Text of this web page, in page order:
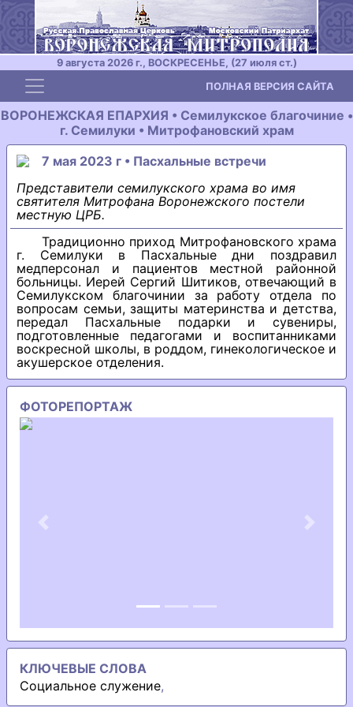
9 августа 2026 г., ВОСКРЕСЕНЬЕ, (27 июля ст.)
Toggle navigation ПОЛНАЯ ВЕРСИЯ САЙТА
ВОРОНЕЖСКАЯ ЕПАРХИЯ • Семилукское благочиние •
г. Семилуки • Митрофановский храм
7 мая 2023 г • Пасхальные встречи
Представители семилукского храма во имя
святителя Митрофана Воронежского постели
местную ЦРБ.
Традиционно приход Митрофановского храма
г. Семилуки в Пасхальные дни поздравил
медперсонал и пациентов местной районной
больницы. Иерей Сергий Шитиков, отвечающий в
Семилукском благочинии за работу отдела по
вопросам семьи, защиты материнства и детства,
передал Пасхальные подарки и сувениры,
подготовленные педагогами и воспитанниками
воскресной школы, в роддом, гинекологическое и
акушерское отделения.
ФОТОРЕПОРТАЖ
Previous Next
КЛЮЧЕВЫЕ СЛОВА
Социальное служение,